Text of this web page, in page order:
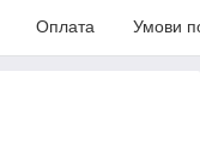
Оплата Умови